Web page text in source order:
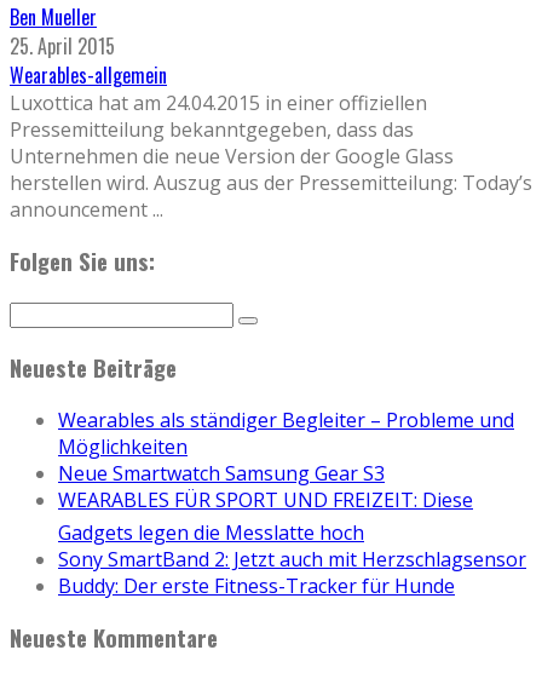
Ben Mueller
25. April 2015
Wearables-allgemein
Luxottica hat am 24.04.2015 in einer offiziellen
Pressemitteilung bekanntgegeben, dass das
Unternehmen die neue Version der Google Glass
herstellen wird. Auszug aus der Pressemitteilung: Today’s
announcement...
Folgen Sie uns:
Neueste Beiträge
Wearables als ständiger Begleiter – Probleme und
Möglichkeiten
Neue Smartwatch Samsung Gear S3
WEARABLES FÜR SPORT UND FREIZEIT: Diese
Gadgets legen die Messlatte hoch
Sony SmartBand 2: Jetzt auch mit Herzschlagsensor
Buddy: Der erste Fitness-Tracker für Hunde
Neueste Kommentare